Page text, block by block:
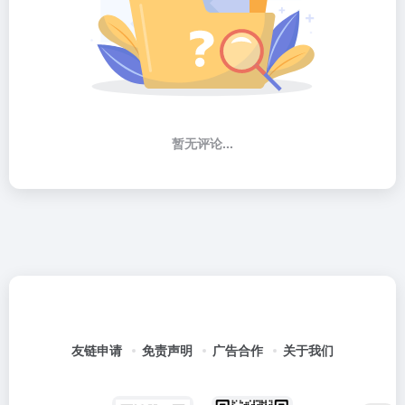
暂无评论...
友链申请 免责声明 广告合作 关于我们